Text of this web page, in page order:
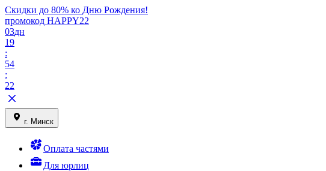
Скидки до 80% ко Дню Рождения!
промокод HAPPY22
03дн
19
:
54
:
22
г. Минск
Оплата частями
Для юрлиц